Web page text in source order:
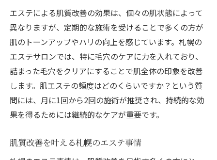
エステによる肌質改善の効果は、個々の肌状態によって
異なりますが、定期的な施術を受けることで多くの方が
肌のトーンアップやハリの向上を感じています。札幌の
エステサロンでは、特に毛穴のケアに力を入れており、
詰まった毛穴をクリアにすることで肌全体の印象を改善
します。肌エステの頻度はどのくらいですか？という質
問には、月に1回から2回の施術が推奨され、持続的な効
果を得るためには継続的なケアが重要です。
肌質改善を叶える札幌のエステ事情